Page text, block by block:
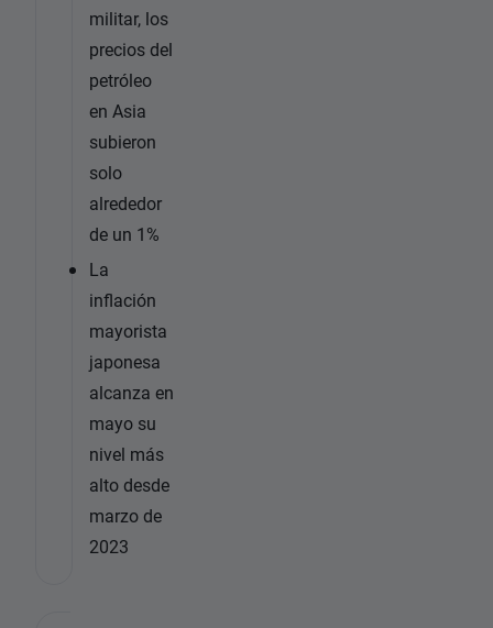
militar, los
precios del
petróleo
en Asia
subieron
solo
alrededor
de un 1%
La
inflación
mayorista
japonesa
alcanza en
mayo su
nivel más
alto desde
marzo de
2023